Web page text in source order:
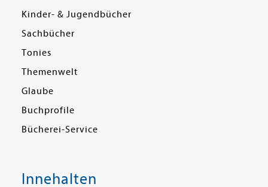
Kinder- & Jugendbücher
Sachbücher
Tonies
Themenwelt
Glaube
Buchprofile
Bücherei-Service
Innehalten